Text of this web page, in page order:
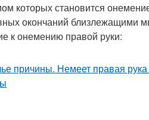
которых становится
окончаний близлежащими
к онемению правой руки: